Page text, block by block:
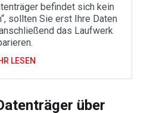
befindet sich kein
sollten Sie erst Ihre Daten
das Laufwerk
LESEN
über